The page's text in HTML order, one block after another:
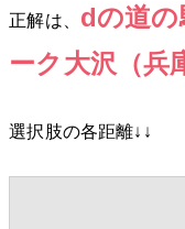
正解は、 dの道
ーク大沢（兵
選択肢の各距離↓↓